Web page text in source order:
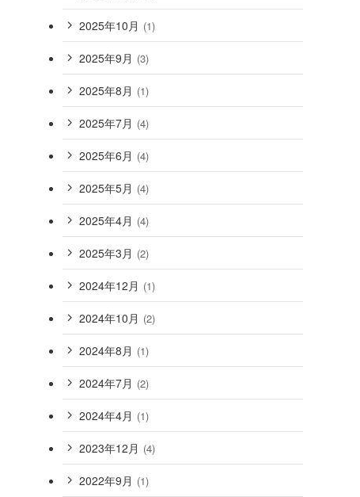
2025年10月 (1)
2025年9月 (3)
2025年8月 (1)
2025年7月 (4)
2025年6月 (4)
2025年5月 (4)
2025年4月 (4)
2025年3月 (2)
2024年12月 (1)
2024年10月 (2)
2024年8月 (1)
2024年7月 (2)
2024年4月 (1)
2023年12月 (4)
2022年9月 (1)